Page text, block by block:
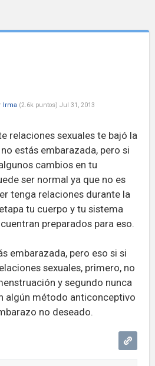
Irma (2.6k puntos) Jul 31, 2013
relaciones sexuales te bajó la
estás embarazada, pero si
cambios en tu
ser normal ya que no es
tenga relaciones durante la
tu cuerpo y tu sistema
preparados para eso.
embarazada, pero eso si si
sexuales, primero, no
y segundo nunca
algún método anticonceptivo
no deseado.